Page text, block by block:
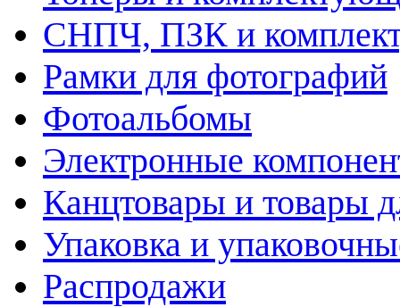
СНПЧ, ПЗК и
Рамки для фотографий
Фотоальбомы
Электронные
Канцтовары и товары
Упаковка и
Распродажи